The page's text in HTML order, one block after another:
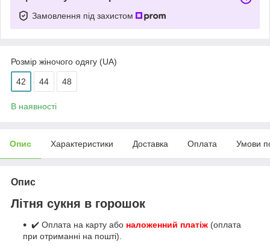
Замовлення під захистом
Розмір жіночого одягу (UA)
42 44 48
В наявності
Опис Характеристики Доставка Оплата Умови
Опис
Літня сукня в горошок
✔️ Оплата на карту або наложенний платіж (оплата
при отриманні на пошті).